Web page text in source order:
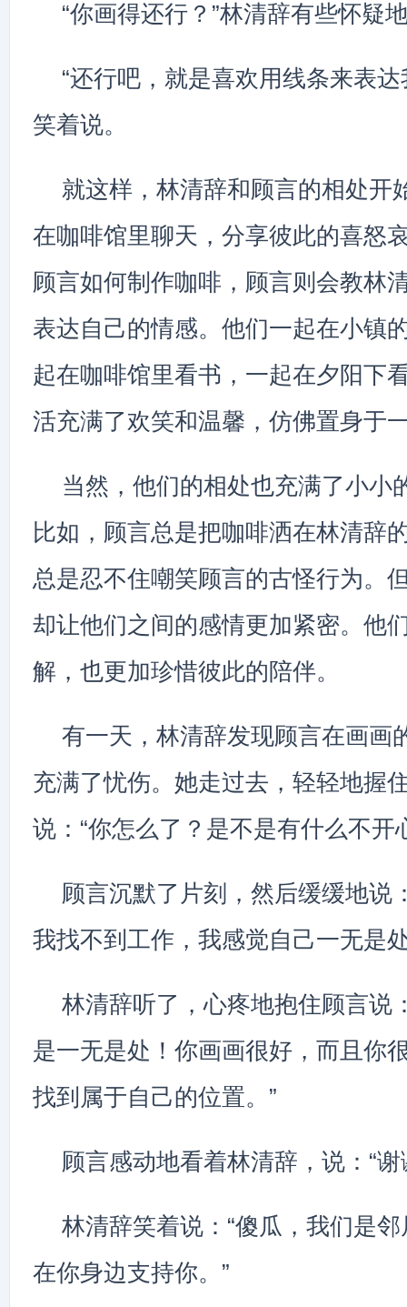
“你画得还行？”林清辞有些怀疑
“还行吧，就是喜欢用线条来表
笑着说。
就这样，林清辞和顾言的相处开
在咖啡馆里聊天，分享彼此的喜怒
顾言如何制作咖啡，顾言则会教林
表达自己的情感。他们一起在小镇
起在咖啡馆里看书，一起在夕阳下
活充满了欢笑和温馨，仿佛置身于
当然，他们的相处也充满了小小
比如，顾言总是把咖啡洒在林清辞
总是忍不住嘲笑顾言的古怪行为。
却让他们之间的感情更加紧密。他
解，也更加珍惜彼此的陪伴。
有一天，林清辞发现顾言在画画
充满了忧伤。她走过去，轻轻地握
说：“你怎么了？是不是有什么不开
顾言沉默了片刻，然后缓缓地说
我找不到工作，我感觉自己一无是
林清辞听了，心疼地抱住顾言说
是一无是处！你画画很好，而且你
找到属于自己的位置。”
顾言感动地看着林清辞，说：“
林清辞笑着说：“傻瓜，我们是
在你身边支持你。”